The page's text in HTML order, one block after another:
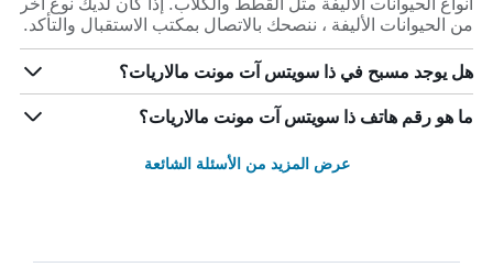
من الحيوانات الأليفة ، ننصحك بالاتصال بمكتب الاستقبال والتأكد.
هل يوجد مسبح في ذا سويتس آت مونت مالاريات؟
ما هو رقم هاتف ذا سويتس آت مونت مالاريات؟
عرض المزيد من الأسئلة الشائعة